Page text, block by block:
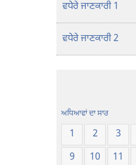
ਵਧੇਰੇ ਜਾਣਕਾਰੀ 1
ਵਧੇਰੇ ਜਾਣਕਾਰੀ 2
ਅਧਿਆਵਾਂ ਦਾ ਸਾਰ
1 2 3
9
10 11